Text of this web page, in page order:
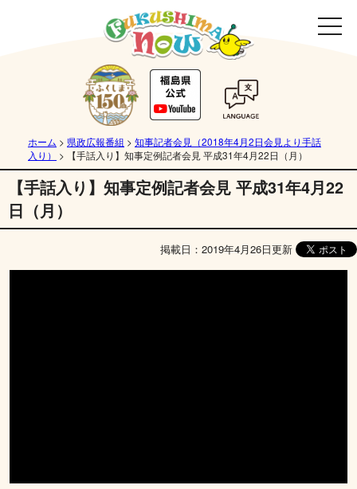
ホーム > 県政広報番組 > 知事記者会見（2018年4月2日会見より手話
入り）
> 【手話入り】知事定例記者会見 平成31年4月22日（月）
【手話入り】知事定例記者会見 平成31年4月22
日（月）
掲載日：2019年4月26日更新